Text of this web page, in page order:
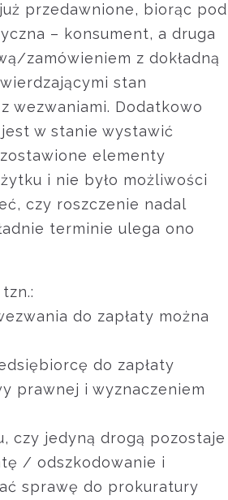
przedawnione, biorąc pod
– konsument, a druga
zamówieniem z dokładną
stan
wezwaniami. Dodatkowo
w stanie wystawić
elementy
i nie było możliwości
czy roszczenie nadal
terminie ulega ono
do zapłaty można
do zapłaty
prawnej i wyznaczeniem
czy jedyną drogą pozostaje
/ odszkodowanie i
sprawę do prokuratury